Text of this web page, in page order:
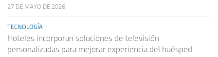
27 DE MAYO DE 2026
TECNOLOGÍA
Hoteles incorporan soluciones de televisión
personalizadas para mejorar experiencia del huésped